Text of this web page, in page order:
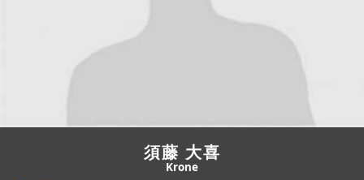
エントリー
JBCF ROAD SERIESとは
須藤 大喜
Krone